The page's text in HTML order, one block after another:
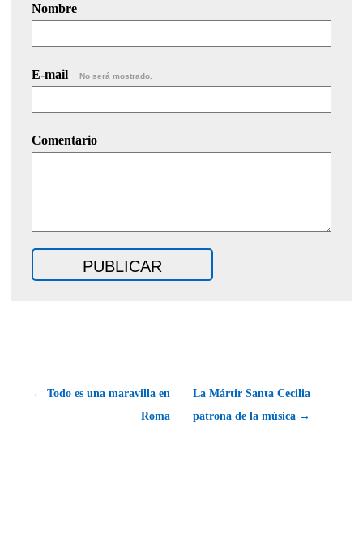
Nombre
E-mail No será mostrado.
Comentario
← Todo es una maravilla en
Roma
La Mártir Santa Cecilia
patrona de la música →